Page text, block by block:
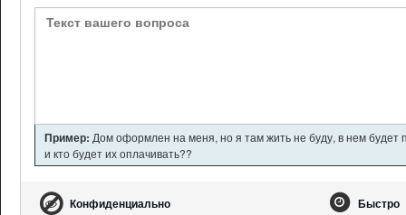
Пример: Дом оформлен на меня, но я там жить не буду, в нем будет
и кто будет их оплачивать??
Конфиденциально Быстро